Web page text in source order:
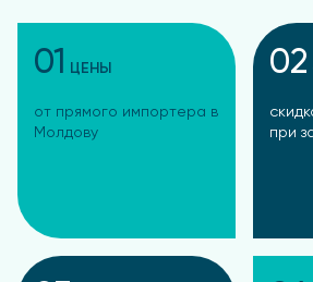
01 ЦЕНЫ
от прямого импортера в
Молдову
02
при